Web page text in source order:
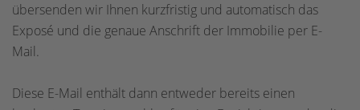
übersenden wir Ihnen kurzfristig und automatisch das
Exposé und die genaue Anschrift der Immobilie per E-
Mail.
Diese E-Mail enthält dann entweder bereits einen